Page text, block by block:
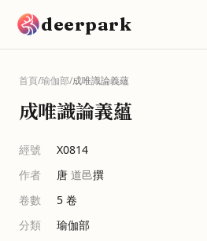
deerpark
首頁/瑜伽部/成唯識論義蘊
成唯識論義蘊
經號
X0814
作者
唐 道邑撰
卷數
5 卷
分類
瑜伽部